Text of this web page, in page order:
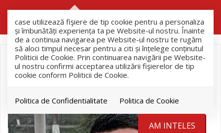
case utilizează fişiere de tip cookie pentru a personaliza
și îmbunătăți experiența ta pe Website-ul nostru. Înainte
de a continua navigarea pe Website-ul nostru te rugăm
să aloci timpul necesar pentru a citi și înțelege conținutul
Politicii de Cookie. Prin continuarea navigării pe Website-
ul nostru confirmi acceptarea utilizării fişierelor de tip
cookie conform Politicii de Cookie.
Politica de Confidentialitate Politica de Cookie
AM INTELES